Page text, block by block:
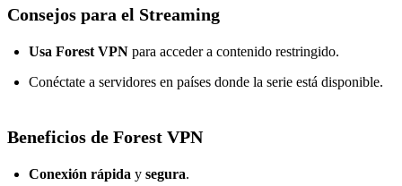
Consejos para el Streaming
Usa Forest VPN para acceder a contenido restringido.
Conéctate a servidores en países donde la serie está disponible.
Beneficios de Forest VPN
Conexión rápida y segura.